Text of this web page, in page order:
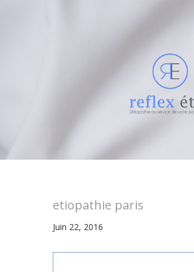
etiopathie paris
Juin 22, 2016